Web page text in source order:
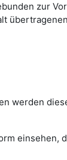
zur
werden
einsehen,